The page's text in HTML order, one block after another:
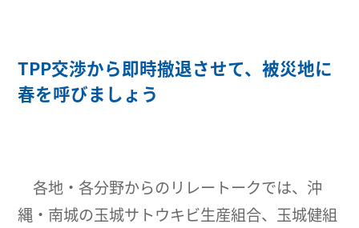
TPP交渉から即時撤退させて、被災地に
春を呼びましょう
各地・各分野からのリレートークでは、沖
縄・南城の玉城サトウキビ生産組合、玉城健組